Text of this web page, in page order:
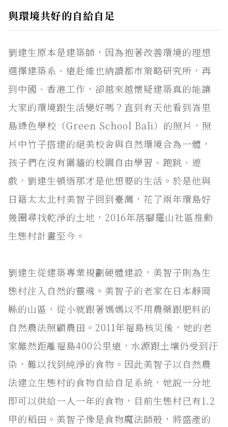
與環境共好的自給自足
劉建生原本是建築師，因為抱著改善環境的理想
選擇建築系、遠赴維也納讀都市策略研究所，再
到中國、香港工作，卻越來越懷疑建築真的能讓
大家的環境跟生活變好嗎？直到有天他看到峇里
島綠色學校（Green School Bali）的照片，照
片中竹子搭建的絕美校舍與自然環境合為一體，
孩子們在沒有圍牆的校園自由學習、跑跳、遊
戲，劉建生頓悟那才是他想要的生活。於是他與
日籍太太北村美智子回到臺灣，花了兩年環島好
幾圈尋找乾淨的土地，2016年落腳羅山社區推動
生態村計畫至今。
劉建生從建築專業規劃硬體建設，美智子則為生
態村注入自然的靈魂。美智子的老家在日本靜岡
縣的山區，從小就跟著媽媽以不用農藥跟肥料的
自然農法照顧農田。2011年福島核災後，她的老
家雖然距離福島400公里遠，水源跟土壤仍受到汙
染，難以找到純淨的食物。因此美智子以自然農
法建立生態村的食物自給自足系統，她說一分地
即可以供給一人一年的食物，目前生態村已有1.2
甲的稻田。美智子像是食物魔法師般，將盛產的